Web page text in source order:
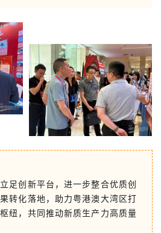
足创新平台，进一步整合优质创
转化落地，助力粤港澳大湾区打
纽，共同推动新质生产力高质量